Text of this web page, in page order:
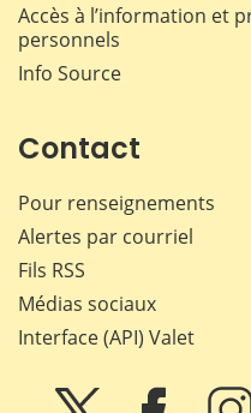
Accès à l’information et
personnels
Info Source
Contact
Pour renseignements
Alertes par courriel
Fils RSS
Médias sociaux
Interface (API) Valet